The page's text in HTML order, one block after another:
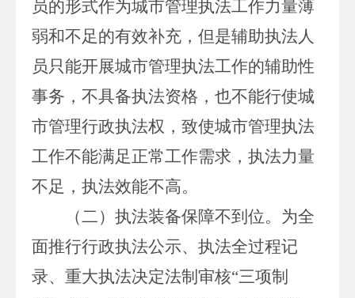
员的形式作为城市管理执法工作力量薄
弱和不足的有效补充，但是辅助执法人
员只能开展城市管理执法工作的辅助性
事务，不具备执法资格，也不能行使城
市管理行政执法权，致使城市管理执法
工作不能满足正常工作需求，执法力量
不足，执法效能不高。
（二）执法装备保障不到位。 为全
面推行行政执法公示、执法全过程记
录、重大执法决定法制审核“三项制